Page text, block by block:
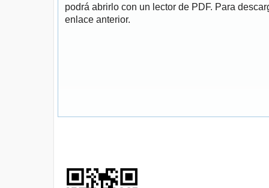
podrá abrirlo con un lector de PDF. Para
enlace anterior.